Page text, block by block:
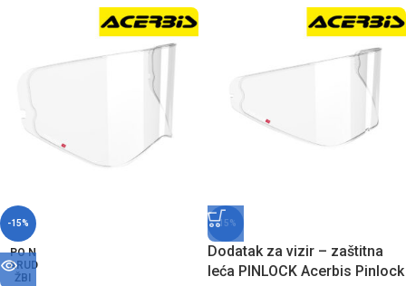
-15%
PO N
ARUD
ŽBI
-15%
Dodatak za vizir – zaštitna
leća PINLOCK Acerbis Pinlock